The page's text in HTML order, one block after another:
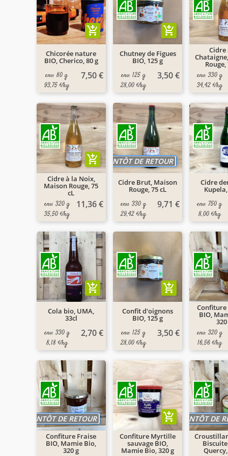
Chicorée nature
BIO, Cherico, 80 g
add_shopping_cart
env. 80 g
93,75 €/kg
7,50 €
Chutney de Figues
BIO, 125 g
add_shopping_cart
env. 125 g
28,00 €/kg
3,50 €
Cidre
Rouge,
env. 330 g
34,42 €/kg
Cidre à la Noix,
Maison Rouge, 75
cL
add_shopping_cart
env. 320 g
35,50 €/kg
11,36 €
Cidre Brut, Maison
Rouge, 75 cL
BIENTÔT DE RETOUR
env. 330 g
29,42 €/kg
9,71 €
Cidre
env. 750 g
8,00 €/kg
Cola bio, UMA,
33cl
add_shopping_cart
env. 330 g
8,18 €/kg
2,70 €
Confit d'oignons
BIO, 125 g
add_shopping_cart
env. 125 g
28,00 €/kg
3,50 €
BIO,
env. 320 g
16,56 €/kg
Confiture Fraise
BIO, Mamie Bio,
320 g
BIENTÔT DE RETOUR
Confiture Myrtille
sauvage BIO,
Mamie Bio, 320 g
add_shopping_cart BIENTÔT DE